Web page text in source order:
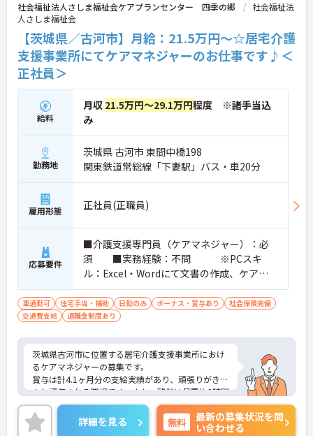
社会福祉法人さしま福祉会ケアプランセンター 四季の郷
社会福祉法
人さしま福祉会
【茨城県／古河市】月給：21.5万円～☆居宅介護
支援事業所にてケアマネジャーのお仕事です♪＜
正社員＞
給料
月収 21.5万円～29.1万円程度 ※諸手当込
み
勤務地
茨城県 古河市 東間中橋198
関東鉄道常総線「下妻駅」バス・車20分
雇用形態 正社員(正職員)
応募要件
■介護支援専門員（ケアマネジャー）：必
須 ■実務経験：不問 ※PCスキ
ル：Excel・Wordにて文書の作成、ケアマ
ネジメンのソフトでの入力 ■普通自動
車運転免許：必須
車通勤可 住宅手当・補助 日勤のみ ボーナス・賞与あり
社会保険完備
交通費支給
退職金制度あり
茨城県古河市に位置する居宅介護支援事業所におけ
るケアマネジャーの募集です。
賞与は計4.1ヶ月分の支給実績があり、頑張りがきち
んと評価される職場です。また、残業は月平均2時間
程度と少なめです。ワークライフバランスを保ちな
がらご勤務いただけます。
ご興味のある方には、面接対策ポイントなど、さら
詳細を見る 無料
最新の募集状況を問
い合わせる